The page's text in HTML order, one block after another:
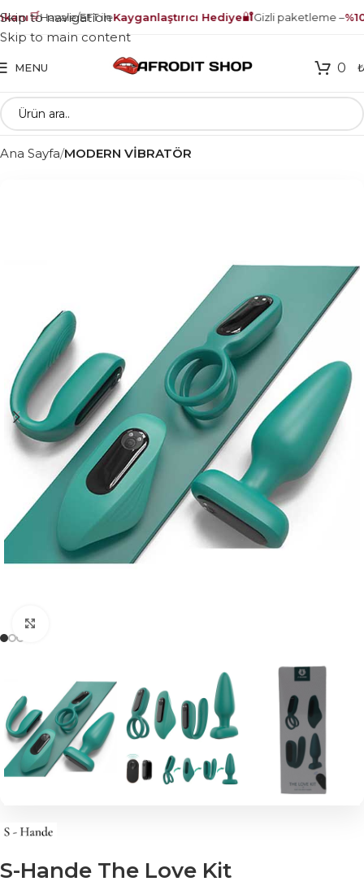
🛒Havale/EFT ileKayganlaştırıcı Hediye🔐Gizli paketleme –
Skip to navigation
Skip to main content
MENU 0 ₺
Ana Sayfa MODERN VİBRATÖR
S-Hande The Love Kit